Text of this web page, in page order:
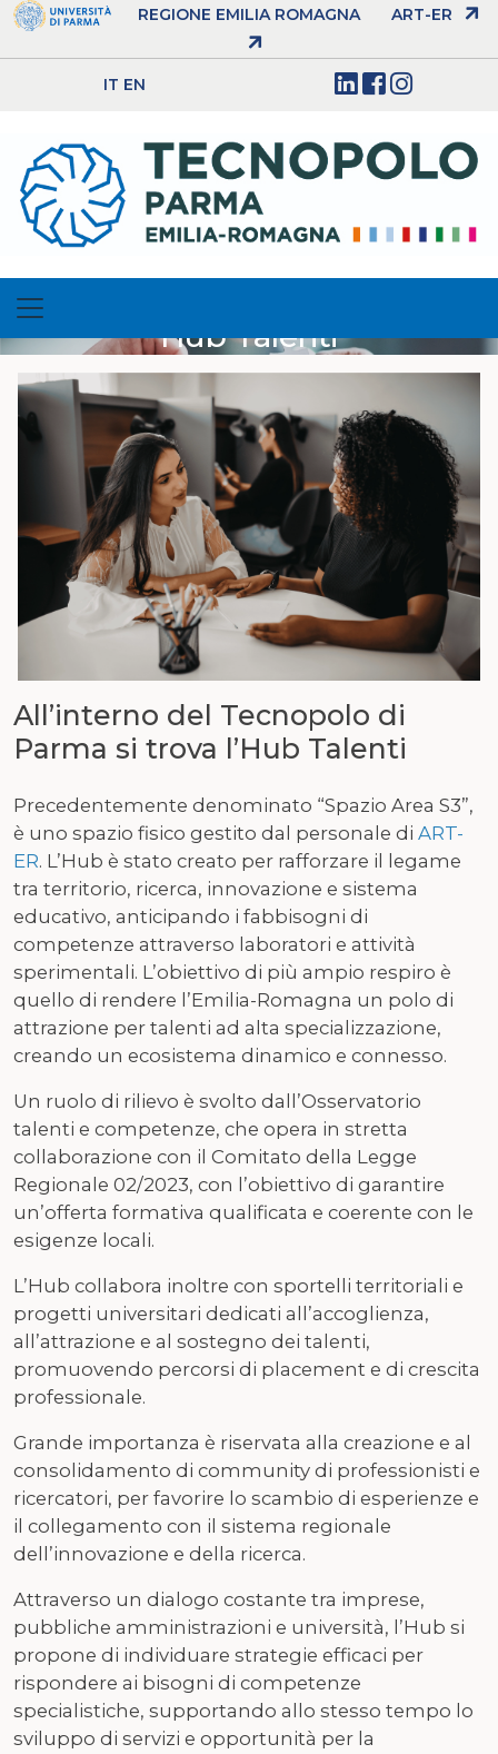
REGIONE EMILIA ROMAGNA ART-ER
IT EN
Hub Talenti
All’interno del Tecnopolo di
Parma si trova l’Hub Talenti
Precedentemente denominato “Spazio Area S3”,
è uno spazio fisico gestito dal personale di ART-
ER. L’Hub è stato creato per rafforzare il legame
tra territorio, ricerca, innovazione e sistema
educativo, anticipando i fabbisogni di
competenze attraverso laboratori e attività
sperimentali. L’obiettivo di più ampio respiro è
quello di rendere l’Emilia-Romagna un polo di
attrazione per talenti ad alta specializzazione,
creando un ecosistema dinamico e connesso.
Un ruolo di rilievo è svolto dall’Osservatorio
talenti e competenze, che opera in stretta
collaborazione con il Comitato della Legge
Regionale 02/2023, con l’obiettivo di garantire
un’offerta formativa qualificata e coerente con le
esigenze locali.
L’Hub collabora inoltre con sportelli territoriali e
progetti universitari dedicati all’accoglienza,
all’attrazione e al sostegno dei talenti,
promuovendo percorsi di placement e di crescita
professionale.
Grande importanza è riservata alla creazione e al
consolidamento di community di professionisti e
ricercatori, per favorire lo scambio di esperienze e
il collegamento con il sistema regionale
dell’innovazione e della ricerca.
Attraverso un dialogo costante tra imprese,
pubbliche amministrazioni e università, l’Hub si
propone di individuare strategie efficaci per
rispondere ai bisogni di competenze
specialistiche, supportando allo stesso tempo lo
sviluppo di servizi e opportunità per la